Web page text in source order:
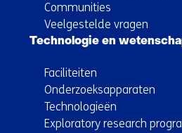
Communities
Veelgestelde vragen
Technologie en
Faciliteiten
Onderzoeksapparaten
Technologieën
Exploratory research